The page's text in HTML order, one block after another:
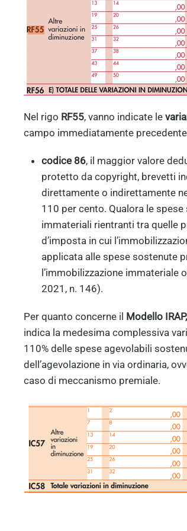
Nel rigo RF55, vanno indicate le
campo immediatamente
codice 86, il maggior valore
protetto da copyright, brevetti
direttamente o indirettamente
110 per cento. Qualora le
immateriali rientranti tra quelle
d’imposta in cui
applicata alle spese sostenute
l’immobilizzazione
2021, n. 146).
Per quanto concerne il Modello
indica la medesima complessiva
110% delle spese agevolabili
dell’agevolazione in via ordinaria,
caso di meccanismo premiale.